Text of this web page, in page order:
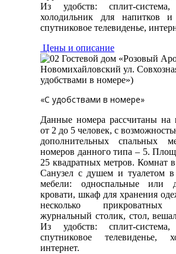
Из удобств: сплит-система,
холодильник для напитков и
спутниковое телевиденье,
Цены и описание
«С удобствами в номере»
Данные номера рассчитаны на
от 2 до 5 человек, с
дополнительных спальных
номеров данного типа – 5.
25 квадратных метров. Комнат
Санузел с душем и туалетом
мебели: односпальные или
кровати, шкаф для хранения
несколько прикроватных
журнальный столик, стол,
Из удобств: сплит-система,
спутниковое телевиденье,
интернет.